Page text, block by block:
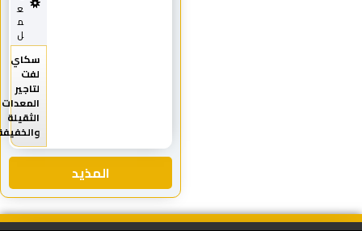
المذيد
ع
م
ل
سكاي
لفت
لتاجير
المعدات
الثقيلة
والخفيفة